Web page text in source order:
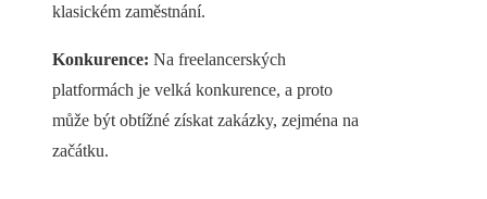
klasickém zaměstnání.
Konkurence: Na freelancerských
platformách je velká konkurence, a proto
může být obtížné získat zakázky, zejména na
začátku.